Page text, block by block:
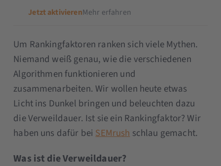
Jetzt aktivierenMehr erfahren
Um Rankingfaktoren ranken sich viele Mythen.
Niemand weiß genau, wie die verschiedenen
Algorithmen funktionieren und
zusammenarbeiten. Wir wollen heute etwas
Licht ins Dunkel bringen und beleuchten dazu
die Verweildauer. Ist sie ein Rankingfaktor? Wir
haben uns dafür beiSEMrushschlau gemacht.
Was ist die Verweildauer?